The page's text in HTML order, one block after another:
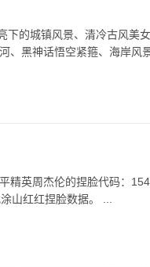
下的城镇风景、清冷古风美
、黑神话悟空紧箍、海岸风
精英周杰伦的捏脸代码：
山红红捏脸数据。 ...